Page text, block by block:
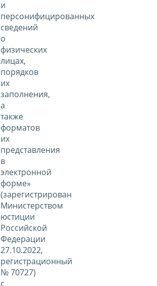
и
персонифицированных
сведений
о
физических
лицах,
порядков
их
заполнения,
а
также
форматов
их
представления
в
электронной
форме»
(зарегистрирован
Министерством
юстиции
Российской
Федерации
27.10.2022,
регистрационный
№ 70727)
с